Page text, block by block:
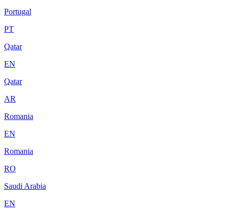
Portugal
PT
Qatar
EN
Qatar
AR
Romania
EN
Romania
RO
Saudi Arabia
EN